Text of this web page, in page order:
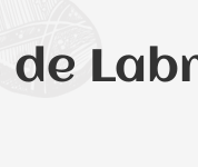
de